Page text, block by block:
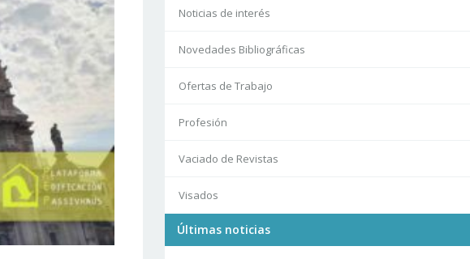
Noticias de interés
Novedades Bibliográficas
Ofertas de Trabajo
Profesión
Vaciado de Revistas
Visados
Últimas noticias